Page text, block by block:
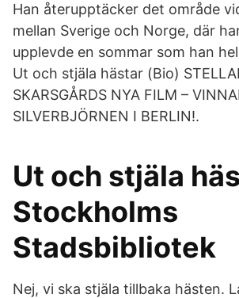
Han återupptäcker det område
mellan Sverige och Norge, där
upplevde en sommar som han
Ut och stjäla hästar (Bio)
SKARSGÅRDS NYA FILM –
SILVERBJÖRNEN I BERLIN!.
Ut och stjäla
Stockholms
Stadsbibliotek
Nej, vi ska stjäla tillbaka hästen.